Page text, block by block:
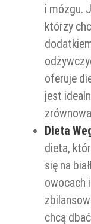
i mózgu.
którzy
oferuje
jest
Dieta
dieta,
się na
owocach
chcą